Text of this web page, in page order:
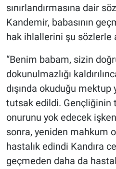
sınırlandırmasına dair
Kandemir, babasının
hak ihlallerini şu sözlerle
“Benim babam, sizin
dokunulmazlığı
dışında okuduğu mektup
tutsak edildi. Gençliğinin
onurunu yok edecek
sonra, yeniden mahkum
hastalık edindi Kandıra
geçmeden daha da